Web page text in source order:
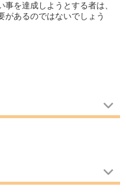
を達成しようとする者は、
があるのではないでしょう